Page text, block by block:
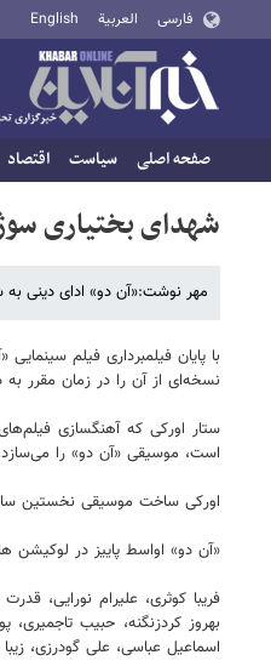
فارسی العربية English
صفحه اصلی سیاست اقتصاد
شهدای بختیاری
مهر نوشت:«آن دو» ادای دینی
با پایان فیلمبرداری فیلم
نسخه‌ای از آن را در زمان مقرر
ستار اورکی که آهنگسازی
است، موسیقی «آن دو» را
اورکی ساخت موسیقی نخستین
«آن دو» اواسط پاییز در
فریبا کوثری، علیرام نورایی،
بهروز کردزنگنه، حبیب
اسماعیل عباسی، علی گودرزی،